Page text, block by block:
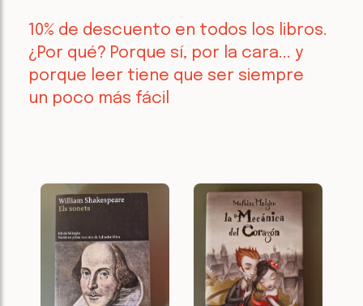
10% de descuento en todos los libros.
¿Por qué? Porque sí, por la cara... y
porque leer tiene que ser siempre
un poco más fácil